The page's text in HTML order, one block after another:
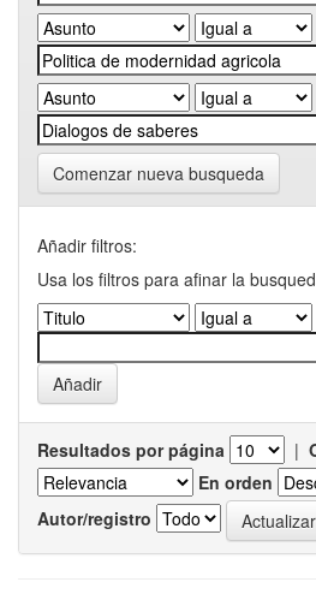
Comenzar nueva busqueda
Añadir filtros:
Usa los filtros para afinar la
Resultados por página |
En orden
Autor/registro